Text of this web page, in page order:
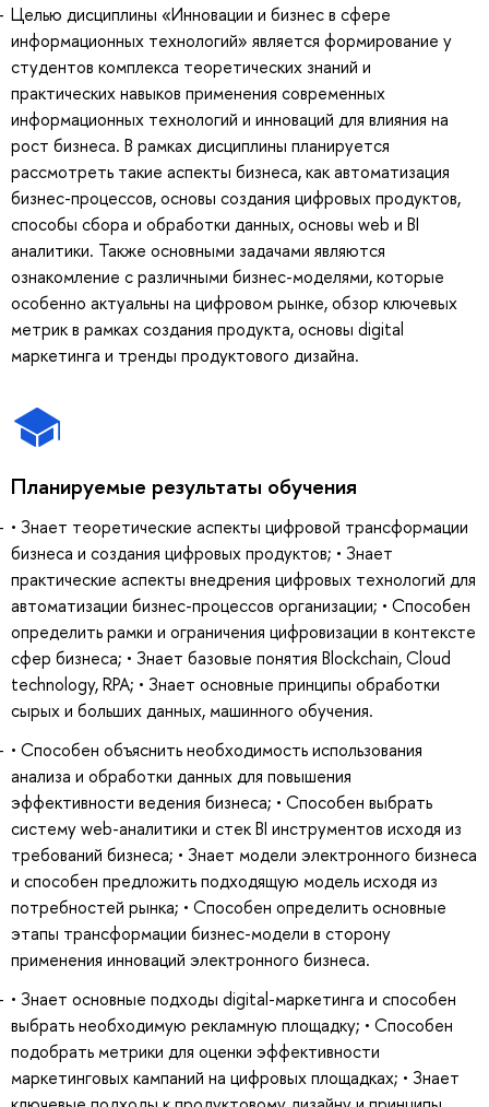
Целью дисциплины «Инновации и бизнес в сфере
информационных технологий» является формирование у
студентов комплекса теоретических знаний и
практических навыков применения современных
информационных технологий и инноваций для влияния на
рост бизнеса. В рамках дисциплины планируется
рассмотреть такие аспекты бизнеса, как автоматизация
бизнес-процессов, основы создания цифровых продуктов,
способы сбора и обработки данных, основы web и BI
аналитики. Также основными задачами являются
ознакомление с различными бизнес-моделями, которые
особенно актуальны на цифровом рынке, обзор ключевых
метрик в рамках создания продукта, основы digital
маркетинга и тренды продуктового дизайна.
Планируемые результаты обучения
• Знает теоретические аспекты цифровой трансформации
бизнеса и создания цифровых продуктов; • Знает
практические аспекты внедрения цифровых технологий для
автоматизации бизнес-процессов организации; • Способен
определить рамки и ограничения цифровизации в контексте
сфер бизнеса; • Знает базовые понятия Blockchain, Cloud
technology, RPA; • Знает основные принципы обработки
сырых и больших данных, машинного обучения.
• Способен объяснить необходимость использования
анализа и обработки данных для повышения
эффективности ведения бизнеса; • Способен выбрать
систему web-аналитики и стек BI инструментов исходя из
требований бизнеса; • Знает модели электронного бизнеса
и способен предложить подходящую модель исходя из
потребностей рынка; • Способен определить основные
этапы трансформации бизнес-модели в сторону
применения инноваций электронного бизнеса.
• Знает основные подходы digital-маркетинга и способен
выбрать необходимую рекламную площадку; • Способен
подобрать метрики для оценки эффективности
маркетинговых кампаний на цифровых площадках; • Знает